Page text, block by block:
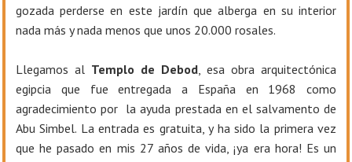
gozada perderse en este jardín que alberga en su interior
nada más y nada menos que unos 20.000 rosales.
Llegamos al Templo de Debod, esa obra arquitectónica
egipcia que fue entregada a España en 1968 como
agradecimiento por la ayuda prestada en el salvamento de
Abu Simbel. La entrada es gratuita, y ha sido la primera vez
que he pasado en mis 27 años de vida, ¡ya era hora! Es un